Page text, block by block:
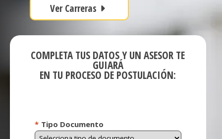
Ver Carreras
COMPLETA TUS DATOS Y UN ASESOR TE
GUIARÁ
EN TU PROCESO DE POSTULACIÓN: